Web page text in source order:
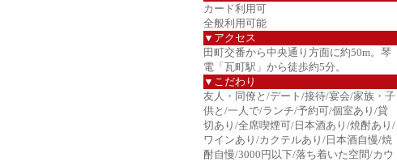
カード利用可
全般利用可能
▼アクセス
田町交番から中央通り方面に約50m。琴
電「瓦町駅」から徒歩約5分。
▼こだわり
友人・同僚と/デート/接待/宴会/家族・子
供と/一人で/ランチ/予約可/個室あり/貸
切あり/全席喫煙可/日本酒あり/焼酎あり/
ワインあり/カクテルあり/日本酒自慢/焼
酎自慢/3000円以下/落ち着いた空間/カウ